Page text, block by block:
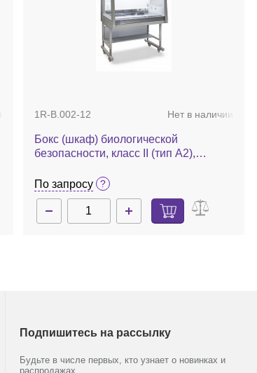
Фильтр для опасных видов бактерий
1R-B.002-12 Нет в наличии
Бокс (шкаф) биологической
безопасности, класс II (тип A2),
поверхности 120 см, БМБ-II-
"Ламинар-С"-1,2 SAVVY SL
По запросу
Подпишитесь на рассылку
Будьте в числе первых, кто узнает о новинках и
распродажах